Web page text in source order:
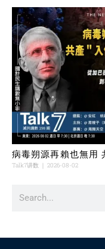
病毒朔源再賴也無用
Talk7讲数 2026-08-02